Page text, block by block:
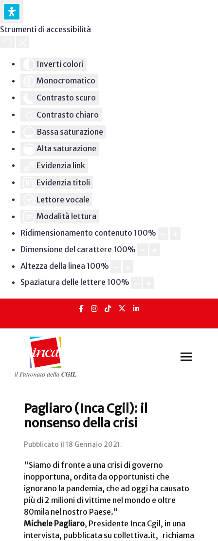
Strumenti di accessibilità
Inverti colori
Monocromatico
Contrasto scuro
Contrasto chiaro
Bassa saturazione
Alta saturazione
Evidenzia link
Evidenzia titoli
Lettore vocale
Modalità lettura
Ridimensionamento contenuto 100%
Dimensione del carattere 100%
Altezza della linea 100%
Spaziatura delle lettere 100%
Pagliaro (Inca Cgil): il
nonsenso della crisi
Pubblicato il 18 Gennaio 2021.
"Siamo di fronte a una crisi di governo
inopportuna, ordita da opportunisti che
ignorano la pandemia, che ad oggi ha causato
più di 2 milioni di vittime nel mondo e oltre
80mila nel nostro Paese."
Michele Pagliaro, Presidente Inca Cgil, in una
intervista, pubblicata su collettiva.it, richiama